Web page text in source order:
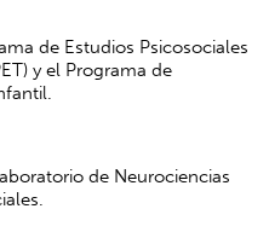
de Estudios Psicosociales
y el Programa de
de Neurociencias